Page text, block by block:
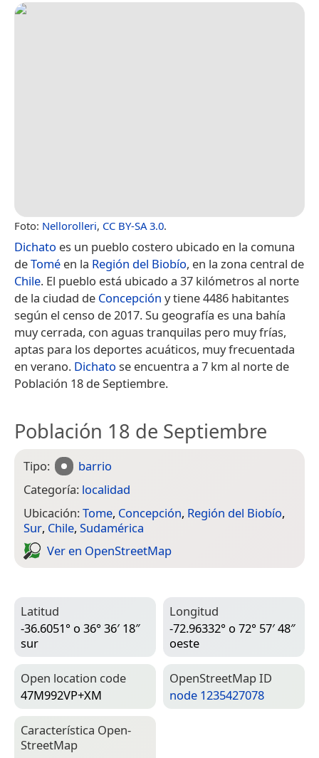
Foto: Nellorolleri, CC BY-SA 3.0.
Dichato es un pueblo costero ubicado en la comuna
deTomé en la Región del Biobío, en la zona central de
Chile. El pueblo está ubicado a 37 kilómetros al norte
de la ciudad de Concepción y tiene 4486 habitantes
según el censo de 2017.​ Su geografía es una bahía
muy cerrada, con aguas tranquilas pero muy frías,
aptas para los deportes acuáticos, muy frecuentada
en verano. Dichato se encuentra a 7 km al norte de
Población 18 de Septiembre.
Población 18 de Septiembre
Tipo:
barrio
Categoría: localidad
Ubicación:Tome, Concepción, Región del Biobío,
Sur, Chile, Sudamérica
Ver en Open­Street­Map
Latitud
-36.6051° o 36° 36′ 18″
sur
Longitud
-72.96332° o 72° 57′ 48″
oeste
Open location code
47M992VP+XM
Open­Street­Map ID
node 1235427078
Característica Open­
Street­Map